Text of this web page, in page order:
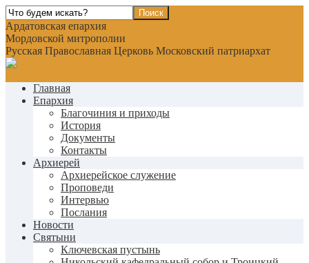
Ардатовская епархия
Мордовской митрополии
Русская Православная Церковь Московский патриархат
Главная
Епархия
Благочиния и приходы
История
Документы
Контакты
Архиерей
Архиерейское служение
Проповеди
Интервью
Послания
Новости
Святыни
Ключевская пустынь